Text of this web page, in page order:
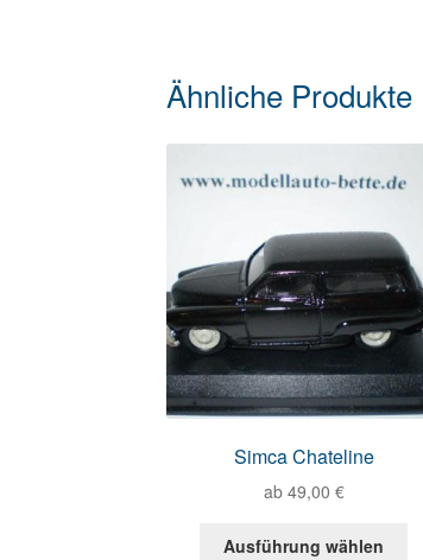
Ähnliche Produkte
Simca Chateline
ab 49,00 €
Ausführung wählen